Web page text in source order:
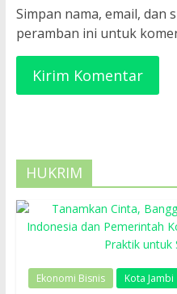
Simpan nama, email, dan
peramban ini untuk
HUKRIM
Ekonomi Bisnis Kota Jambi